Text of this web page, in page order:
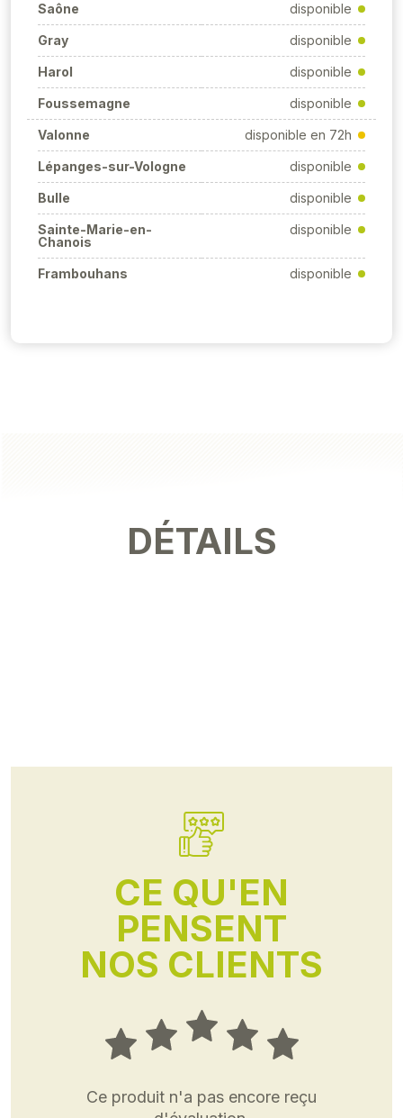
Saône disponible
Gray disponible
Harol disponible
Foussemagne disponible
Valonne disponible en 72h
Lépanges-sur-Vologne disponible
Bulle disponible
Sainte-Marie-en-
Chanois
disponible
Frambouhans disponible
DÉTAILS
CE QU'EN
PENSENT
NOS CLIENTS
Ce produit n'a pas encore reçu